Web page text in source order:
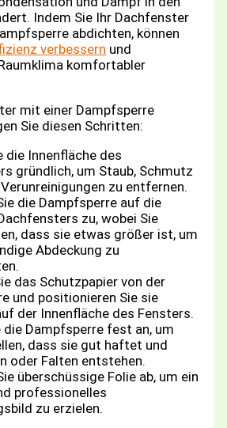
Indem Sie Ihr Dachfenster
abdichten, können
verbessern und
komfortabler
mit einer Dampfsperre
Sie diesen Schritten:
die Innenfläche des
gründlich, um Staub, Schmutz
zu entfernen.
die Dampfsperre auf die
zu, wobei Sie
dass sie etwas größer ist, um
Abdeckung zu
das Schutzpapier von der
und positionieren Sie sie
der Innenfläche des Fensters.
die Dampfsperre fest an, um
dass sie gut haftet und
oder Falten entstehen.
überschüssige Folie ab, um ein
professionelles
zu erzielen.